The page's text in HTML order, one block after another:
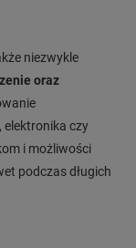
niezwykle
oraz
elektronika czy
i możliwości
podczas długich